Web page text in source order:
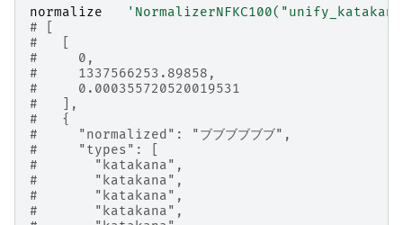
normalize
# [
#   [
#     0,
#     1337566253.89858,
#     0.000355720520019531
#   ],
#   {
#     "normalized": "ブブブブブブ",
#     "types": [
#       "katakana",
#       "katakana",
#       "katakana",
#       "katakana",